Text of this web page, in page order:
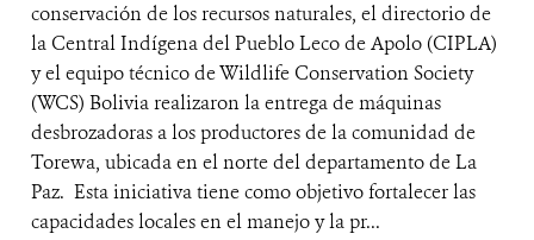
conservación de los recursos naturales, el directorio de
la Central Indígena del Pueblo Leco de Apolo (CIPLA)
y el equipo técnico de Wildlife Conservation Society
(WCS) Bolivia realizaron la entrega de máquinas
desbrozadoras a los productores de la comunidad de
Torewa, ubicada en el norte del departamento de La
Paz. Esta iniciativa tiene como objetivo fortalecer las
capacidades locales en el manejo y la pr...